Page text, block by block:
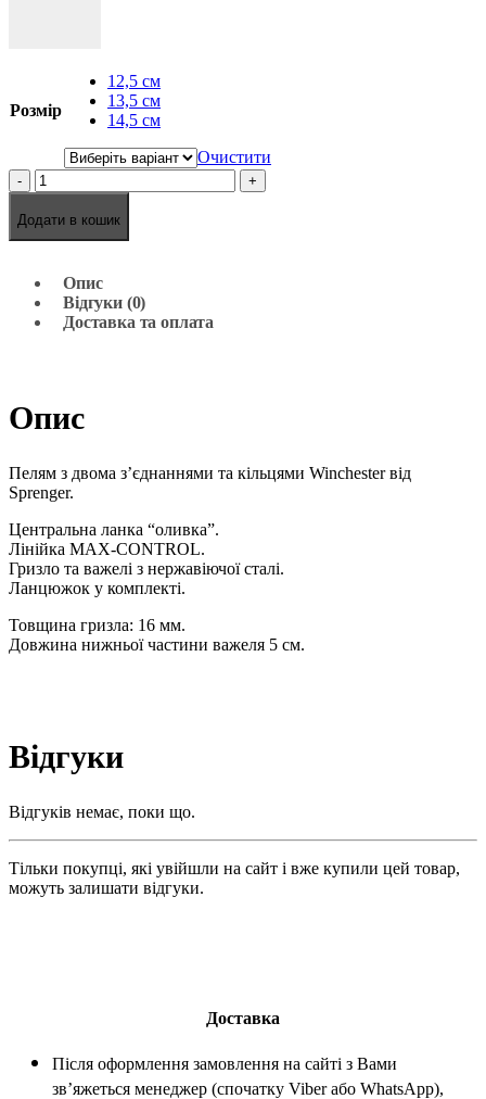
Розмір
12,5 см
13,5 см
14,5 см
Очистити
- +
Додати в кошик
Опис
Відгуки (0)
Доставка та оплата
Опис
Пелям з двома з’єднаннями та кільцями Winchester від
Sprenger.
Центральна ланка “оливка”.
Лінійка MAX-CONTROL.
Гризло та важелі з нержавіючої сталі.
Ланцюжок у комплекті.
Товщина гризла: 16 мм.
Довжина нижньої частини важеля 5 см.
Відгуки
Відгуків немає, поки що.
Тільки покупці, які увійшли на сайт і вже купили цей товар,
можуть залишати відгуки.
Доставка
Після оформлення замовлення на сайті з Вами
зв’яжеться менеджер (спочатку Viber або WhatsApp),